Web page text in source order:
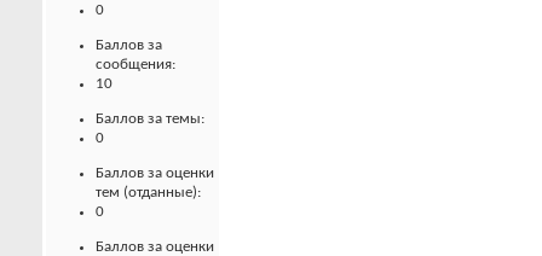
0
Баллов за
сообщения:
10
Баллов за темы:
0
Баллов за оценки
тем (отданные):
0
Баллов за оценки